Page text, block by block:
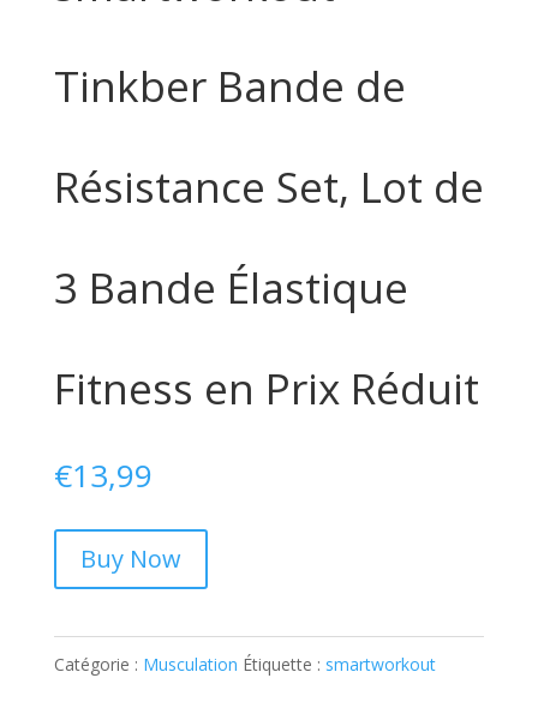
Tinkber Bande de
Résistance Set, Lot de
3 Bande Élastique
Fitness en Prix Réduit
€13,99
Buy Now
Catégorie : Musculation Étiquette : smartworkout